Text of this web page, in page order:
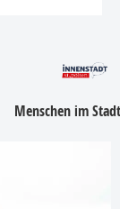
Menschen im